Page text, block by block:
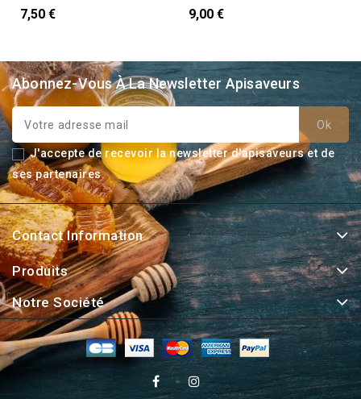
7,50 € 9,00 €
Abonnez-Vous À La Newsletter Apisaveurs
J'accepte de recevoir la newsletter d'apisaveurs et de
ses partenaires.
Contact Information
Produits
Notre Société